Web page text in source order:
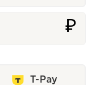
₽
T-Pay